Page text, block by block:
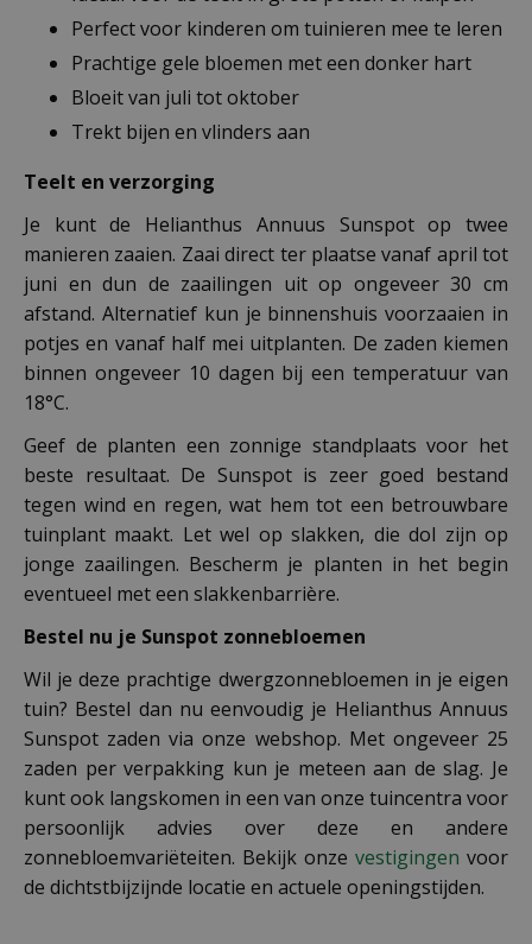
Perfect voor kinderen om tuinieren mee te leren
Prachtige gele bloemen met een donker hart
Bloeit van juli tot oktober
Trekt bijen en vlinders aan
Teelt en verzorging
Je kunt de Helianthus Annuus Sunspot op twee
manieren zaaien. Zaai direct ter plaatse vanaf april tot
juni en dun de zaailingen uit op ongeveer 30 cm
afstand. Alternatief kun je binnenshuis voorzaaien in
potjes en vanaf half mei uitplanten. De zaden kiemen
binnen ongeveer 10 dagen bij een temperatuur van
18°C.
Geef de planten een zonnige standplaats voor het
beste resultaat. De Sunspot is zeer goed bestand
tegen wind en regen, wat hem tot een betrouwbare
tuinplant maakt. Let wel op slakken, die dol zijn op
jonge zaailingen. Bescherm je planten in het begin
eventueel met een slakkenbarrière.
Bestel nu je Sunspot zonnebloemen
Wil je deze prachtige dwergzonnebloemen in je eigen
tuin? Bestel dan nu eenvoudig je Helianthus Annuus
Sunspot zaden via onze webshop. Met ongeveer 25
zaden per verpakking kun je meteen aan de slag. Je
kunt ook langskomen in een van onze tuincentra voor
persoonlijk advies over deze en andere
zonnebloemvariëteiten. Bekijk onze vestigingen voor
de dichtstbijzijnde locatie en actuele openingstijden.